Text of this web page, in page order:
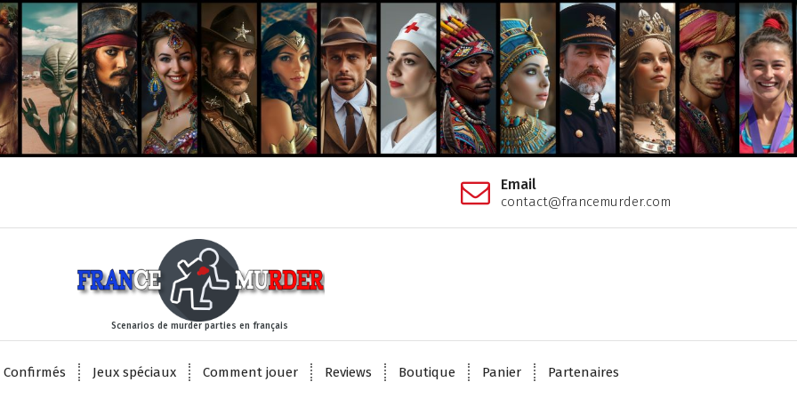
Email
contact@francemurder.com
Scenarios de murder parties en français
Jeux spéciaux Comment jouer Reviews Boutique Panier Partenaires